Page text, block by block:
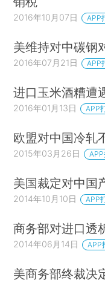
2016年10月07日 APP
美维持对中碳钢
2016年07月21日 APP
进口玉米酒糟遭
2016年01月13日 APP
欧盟对中国冷轧
2015年03月26日
美国裁定对中国
2014年10月10日 APP
商务部对进口透
2014年06月14日 APP
美商务部终裁决